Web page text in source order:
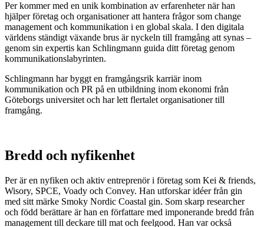
Per kommer med en unik kombination av erfarenheter när han
hjälper företag och organisationer att hantera frågor som change
management och kommunikation i en global skala. I den digitala
världens ständigt växande brus är nyckeln till framgång att synas –
genom sin expertis kan Schlingmann guida ditt företag genom
kommunikationslabyrinten.
Schlingmann har byggt en framgångsrik karriär inom
kommunikation och PR på en utbildning inom ekonomi från
Göteborgs universitet och har lett flertalet organisationer till
framgång.
Bredd och nyfikenhet
Per är en nyfiken och aktiv entreprenör i företag som Kei & friends,
Wisory, SPCE, Voady och Convey. Han utforskar idéer från gin
med sitt märke Smoky Nordic Coastal gin. Som skarp researcher
och född berättare är han en författare med imponerande bredd från
management till deckare till mat och feelgood. Han var också